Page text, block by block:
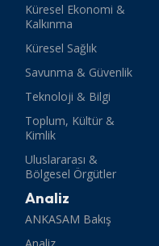
Küresel Ekonomi &
Kalkınma
Küresel Sağlık
Savunma & Güvenlik
Teknoloji & Bilgi
Toplum, Kültür &
Kimlik
Uluslararası &
Bölgesel Örgütler
Analiz
ANKASAM Bakış
Analiz